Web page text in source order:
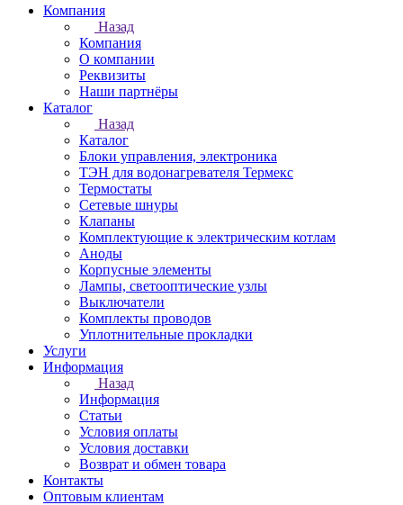
Компания
Назад
Компания
О компании
Реквизиты
Наши партнёры
Каталог
Назад
Каталог
Блоки управления, электроника
ТЭН для водонагревателя Термекс
Термостаты
Сетевые шнуры
Клапаны
Комплектующие к электрическим котлам
Аноды
Корпусные элементы
Лампы, светооптические узлы
Выключатели
Комплекты проводов
Уплотнительные прокладки
Услуги
Информация
Назад
Информация
Статьи
Условия оплаты
Условия доставки
Возврат и обмен товара
Контакты
Оптовым клиентам